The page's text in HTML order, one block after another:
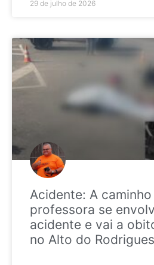
29 de julho de 2026
Acidente: A
professora se
acidente e vai a
no Alto do